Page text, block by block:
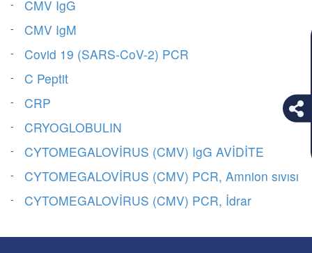
CMV IgG
CMV IgM
Covid 19 (SARS-CoV-2) PCR
C Peptit
CRP
CRYOGLOBULIN
CYTOMEGALOVİRUS (CMV) IgG AVİDİTE
CYTOMEGALOVİRUS (CMV) PCR, Amnion sıvısı
CYTOMEGALOVİRUS (CMV) PCR, İdrar